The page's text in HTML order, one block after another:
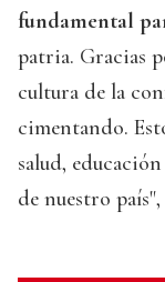
fundamental
patria. Gracias
cultura de la
cimentando.
salud,
de nuestro